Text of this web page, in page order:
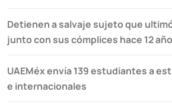
Detienen a salvaje sujeto que
junto con sus cómplices hace 12
UAEMéx envía 139 estudiantes a
e internacionales